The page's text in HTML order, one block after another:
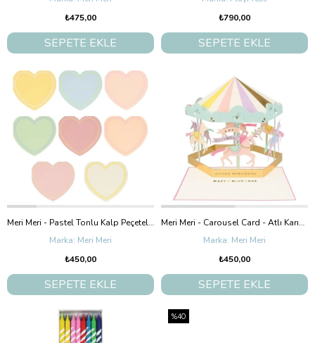
₺475,00
SEPETE EKLE
₺790,00
SEPETE EKLE
Meri Meri - Pastel Tonlu Kalp Peçeteler (16'Lı)
Meri Meri
₺450,00
SEPETE EKLE
Meri Meri - Carousel Card - Atlı Karınca Tebrik Kartı
Meri Meri
₺450,00
SEPETE EKLE
%40